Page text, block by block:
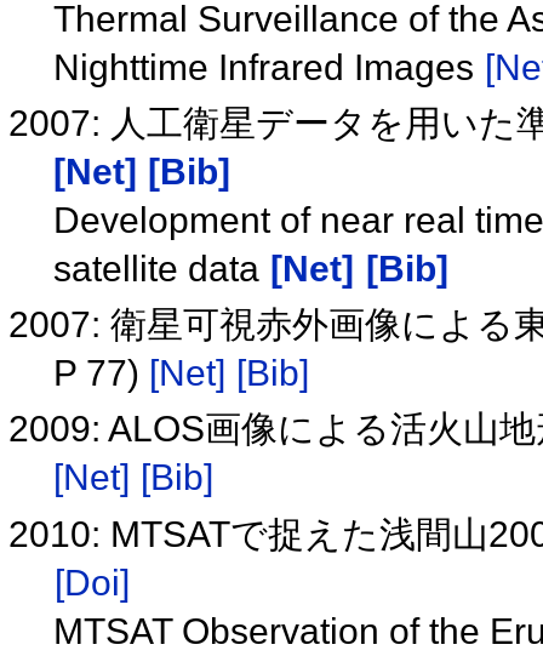
Thermal Surveillance of the
Nighttime Infrared Images
2007: 人工衛星データを用いた
[Net] [Bib]
Development of near real
satellite data [Net]
[Bib]
2007: 衛星可視赤外画像による
P 77) [Net] [Bib]
2009: ALOS画像による活火山
[Net] [Bib]
2010: MTSATで捉えた浅間山
[Doi]
MTSAT Observation of the